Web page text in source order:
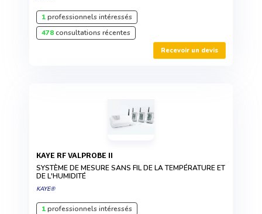
1professionnels intéressés
478consultations récentes
Recevoir un devis
KAYE RF VALPROBE II
SYSTÈME DE MESURE SANS FIL DE LA TEMPÉRATURE ET
DE L'HUMIDITÉ
KAYE®
1professionnels intéressés